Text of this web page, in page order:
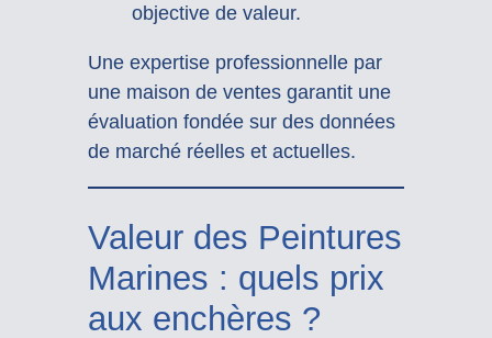
objective de valeur.
Une expertise professionnelle par
une maison de ventes garantit une
évaluation fondée sur des données
de marché réelles et actuelles.
Valeur des Peintures
Marines : quels prix
aux enchères ?